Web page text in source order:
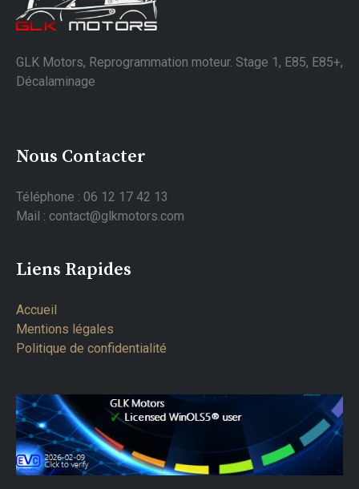
GLK Motors, Reprogrammation moteur. Stage 1, E85, E85+,
Décalaminage
Nous Contacter
Téléphone : 06 12 17 42 13
Mail : contact@glkmotors.com
Liens Rapides
Accueil
Mentions légales
Politique de confidentialité